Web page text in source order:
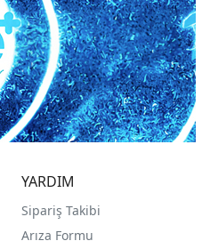
YARDIM
Sipariş Takibi
Arıza Formu